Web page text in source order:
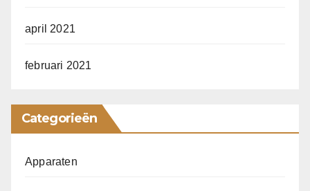
april 2021
februari 2021
Categorieën
Apparaten